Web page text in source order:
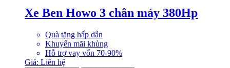
Xe Ben Howo 3 chân máy 380Hp
Quà tặng hấp dẫn
Khuyến mãi khủng
Hỗ trợ vay vốn 70-90%
Giá: Liên hệ